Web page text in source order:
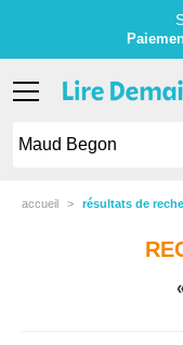
accueil résultats de